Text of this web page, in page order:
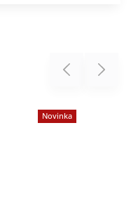
Previous
Novinka
Next